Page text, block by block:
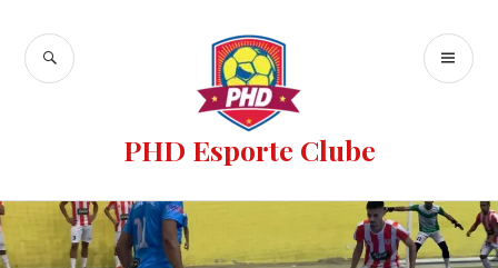
PHD Esporte Clube